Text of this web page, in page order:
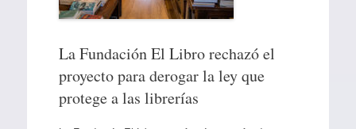
La Fundación El Libro rechazó el
proyecto para derogar la ley que
protege a las librerías